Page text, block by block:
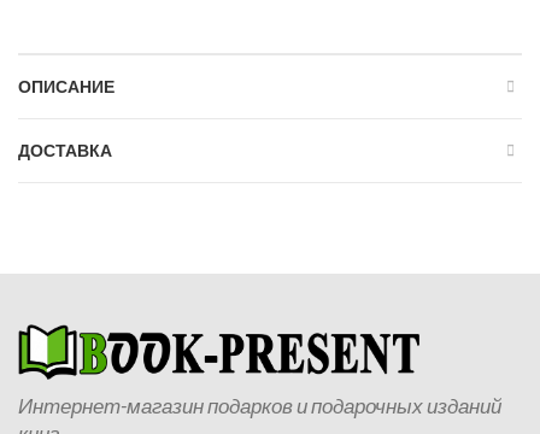
ОПИСАНИЕ
ДОСТАВКА
Интернет-магазин подарков и подарочных изданий